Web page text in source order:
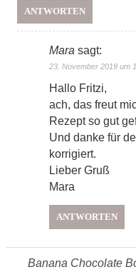
ANTWORTEN
Mara sagt:
23. November 2019 um
Hallo Fritzi,
ach, das freut
Rezept so gut
Und danke für
korrigiert.
Lieber Gruß
Mara
ANTWORTEN
Banana Chocolate